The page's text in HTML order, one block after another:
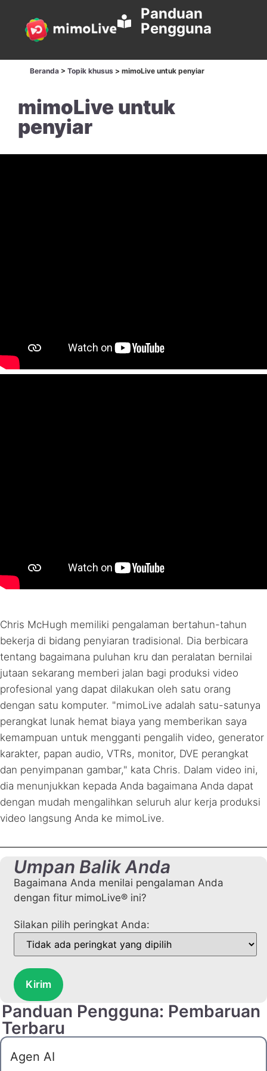
Panduan
Pengguna
Beranda > Topik khusus > mimoLive untuk penyiar
mimoLive untuk
penyiar
Chris McHugh memiliki pengalaman bertahun-tahun
bekerja di bidang penyiaran tradisional. Dia berbicara
tentang bagaimana puluhan kru dan peralatan bernilai
jutaan sekarang memberi jalan bagi produksi video
profesional yang dapat dilakukan oleh satu orang
dengan satu komputer. "mimoLive adalah satu-satunya
perangkat lunak hemat biaya yang memberikan saya
kemampuan untuk mengganti pengalih video, generator
karakter, papan audio, VTRs, monitor, DVE perangkat
dan penyimpanan gambar," kata Chris. Dalam video ini,
dia menunjukkan kepada Anda bagaimana Anda dapat
dengan mudah mengalihkan seluruh alur kerja produksi
video langsung Anda ke mimoLive.
Umpan Balik Anda
Bagaimana Anda menilai pengalaman Anda
dengan fitur mimoLive® ini?
Silakan pilih peringkat Anda:
Kirim
Panduan Pengguna: Pembaruan
Terbaru
Agen AI